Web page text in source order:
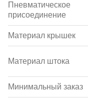
Пневматическое
присоединение
Материал крышек
Материал штока
Минимальный заказ